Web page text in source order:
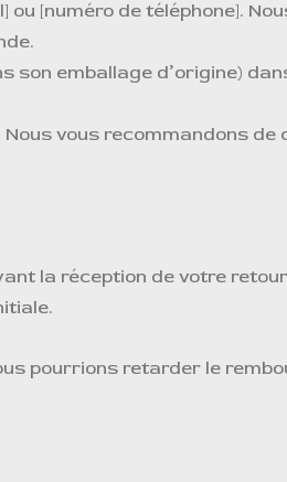
[numéro de téléphone].
son emballage d’origine)
vous recommandons de
la réception de votre
pourrions retarder le